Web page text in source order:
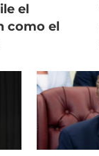
el
como el